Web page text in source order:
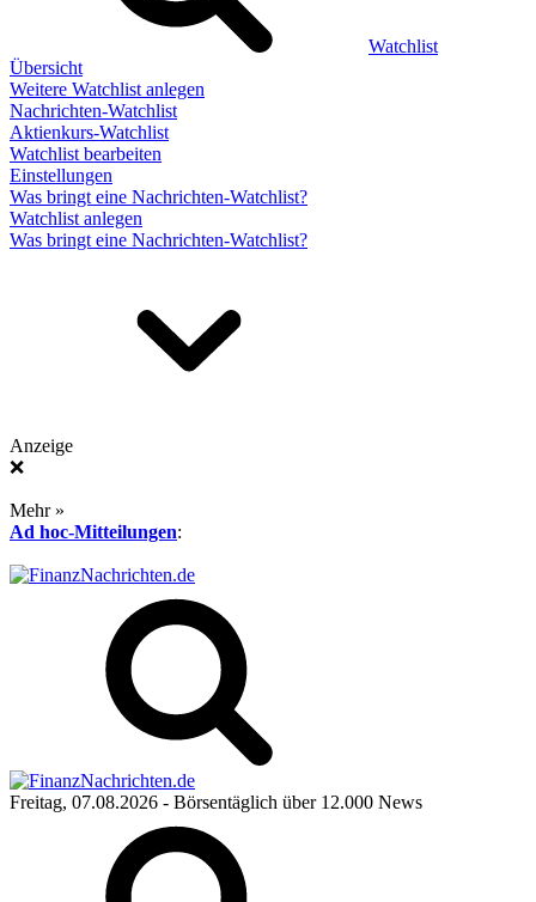
Watchlist
Übersicht
Weitere Watchlist anlegen
Nachrichten-Watchlist
Aktienkurs-Watchlist
Watchlist bearbeiten
Einstellungen
Was bringt eine Nachrichten-Watchlist?
Watchlist anlegen
Was bringt eine Nachrichten-Watchlist?
Anzeige
❌
Mehr »
Ad hoc-Mitteilungen:
Freitag, 07.08.2026 - Börsentäglich über 12.000 News